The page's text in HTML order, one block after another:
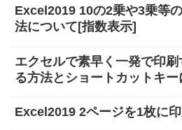
Excel2019 10の2乗や3乗等
法について[指数表示]
エクセルで素早く一発で印
る方法とショートカットキー
Excel2019 2ページを1枚に